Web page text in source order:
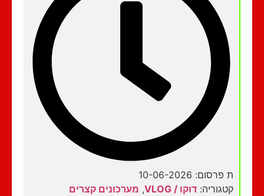
ת פרסום: 10-06-2026
קטגוריה:דוקו / VLOG , מערכונים קצרים